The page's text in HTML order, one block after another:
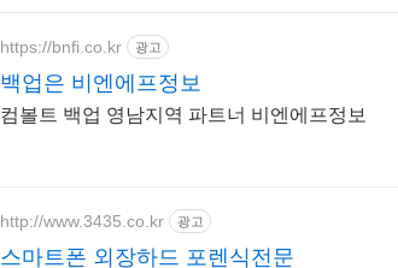
https://bnfi.co.kr 광고
백업은 비엔에프정보
컴볼트 백업 영남지역 파트너 비엔에프정보
http://www.3435.co.kr 광고
스마트폰 외장하드 포렌식전문